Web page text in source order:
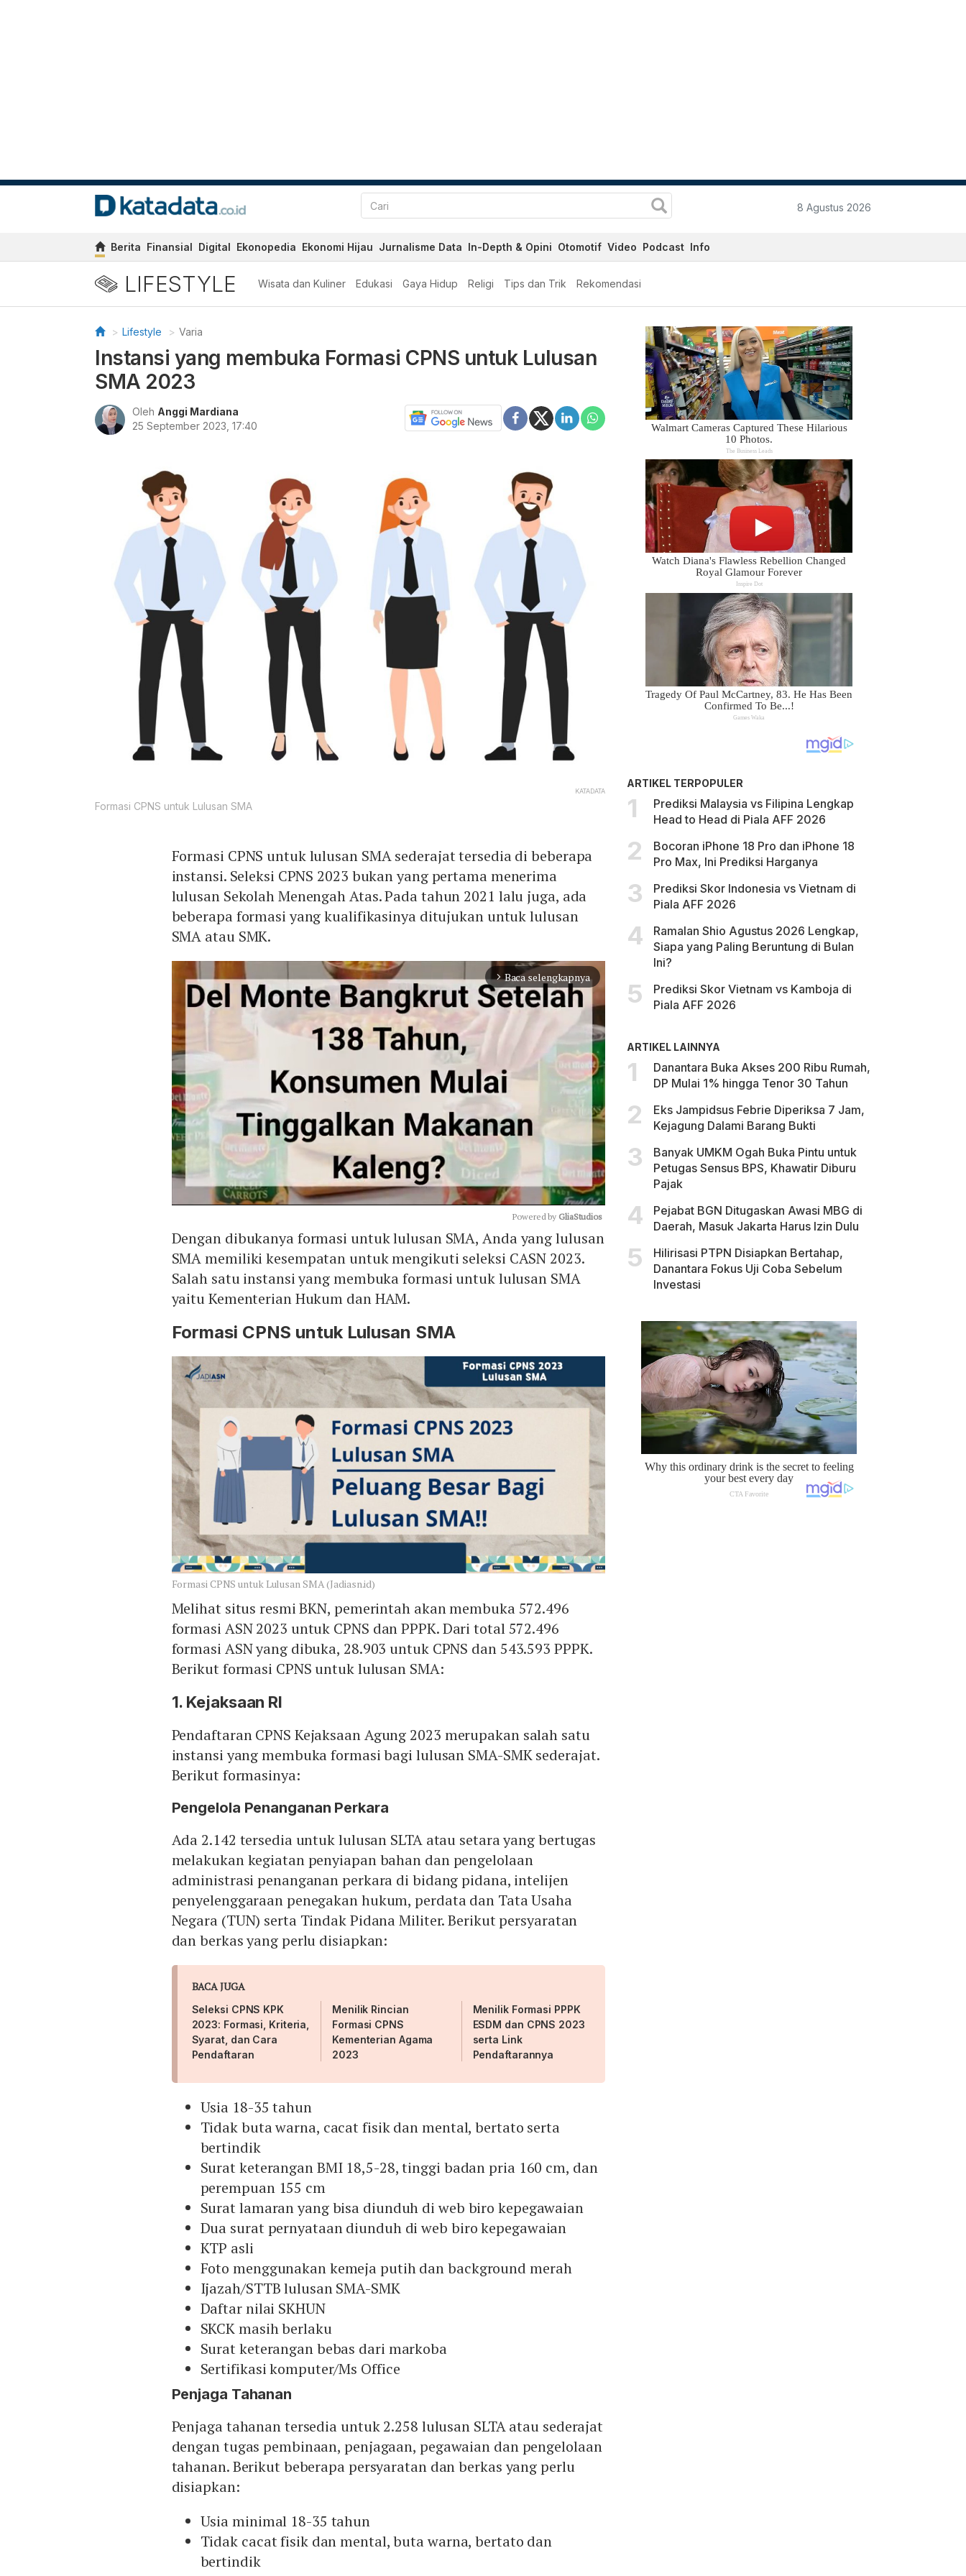
8 Agustus 2026
Berita Finansial Digital Ekonopedia Ekonomi Hijau Jurnalisme Data In-Depth & Opini Otomotif Video Podcast Info
LIFESTYLE Wisata dan Kuliner Edukasi Gaya Hidup Religi Tips dan Trik Rekomendasi
Lifestyle Varia
Instansi yang membuka Formasi CPNS untuk Lulusan
SMA 2023
Oleh Anggi Mardiana
25 September 2023, 17:40
KATADATA
Formasi CPNS untuk Lulusan SMA
Formasi CPNS untuk lulusan SMA sederajat tersedia di beberapa
instansi. Seleksi CPNS 2023 bukan yang pertama menerima
lulusan Sekolah Menengah Atas. Pada tahun 2021 lalu juga, ada
beberapa formasi yang kualifikasinya ditujukan untuk lulusan
SMA atau SMK.
arrow_forward_ios Baca selengkapnya
Mute
Powered by GliaStudios
Dengan dibukanya formasi untuk lulusan SMA, Anda yang lulusan
SMA memiliki kesempatan untuk mengikuti seleksi CASN 2023.
Salah satu instansi yang membuka formasi untuk lulusan SMA
yaitu Kementerian Hukum dan HAM.
Formasi CPNS untuk Lulusan SMA
Formasi CPNS untuk Lulusan SMA (Jadiasn.id)
Melihat situs resmi BKN, pemerintah akan membuka 572.496
formasi ASN 2023 untuk CPNS dan PPPK. Dari total 572.496
formasi ASN yang dibuka, 28.903 untuk CPNS dan 543.593 PPPK.
Berikut formasi CPNS untuk lulusan SMA:
1. Kejaksaan RI
Pendaftaran CPNS Kejaksaan Agung 2023 merupakan salah satu
instansi yang membuka formasi bagi lulusan SMA-SMK sederajat.
Berikut formasinya:
Pengelola Penanganan Perkara
Ada 2.142 tersedia untuk lulusan SLTA atau setara yang bertugas
melakukan kegiatan penyiapan bahan dan pengelolaan
administrasi penanganan perkara di bidang pidana, intelijen
penyelenggaraan penegakan hukum, perdata dan Tata Usaha
Negara (TUN) serta Tindak Pidana Militer. Berikut persyaratan
dan berkas yang perlu disiapkan:
BACA JUGA
Seleksi CPNS KPK
2023: Formasi, Kriteria,
Syarat, dan Cara
Pendaftaran
Menilik Rincian
Formasi CPNS
Kementerian Agama
2023
Menilik Formasi PPPK
ESDM dan CPNS 2023
serta Link
Pendaftarannya
Usia 18-35 tahun
Tidak buta warna, cacat fisik dan mental, bertato serta
bertindik
Surat keterangan BMI 18,5-28, tinggi badan pria 160 cm, dan
perempuan 155 cm
Surat lamaran yang bisa diunduh di web biro kepegawaian
Dua surat pernyataan diunduh di web biro kepegawaian
KTP asli
Foto menggunakan kemeja putih dan background merah
Ijazah/STTB lulusan SMA-SMK
Daftar nilai SKHUN
SKCK masih berlaku
Surat keterangan bebas dari markoba
Sertifikasi komputer/Ms Office
Penjaga Tahanan
Penjaga tahanan tersedia untuk 2.258 lulusan SLTA atau sederajat
dengan tugas pembinaan, penjagaan, pegawaian dan pengelolaan
tahanan. Berikut beberapa persyaratan dan berkas yang perlu
disiapkan:
Usia minimal 18-35 tahun
Tidak cacat fisik dan mental, buta warna, bertato dan
bertindik
ARTIKEL TERPOPULER
Prediksi Malaysia vs Filipina Lengkap
Head to Head di Piala AFF 2026
Bocoran iPhone 18 Pro dan iPhone 18
Pro Max, Ini Prediksi Harganya
Prediksi Skor Indonesia vs Vietnam di
Piala AFF 2026
Ramalan Shio Agustus 2026 Lengkap,
Siapa yang Paling Beruntung di Bulan
Ini?
Prediksi Skor Vietnam vs Kamboja di
Piala AFF 2026
ARTIKEL LAINNYA
Danantara Buka Akses 200 Ribu Rumah,
DP Mulai 1% hingga Tenor 30 Tahun
Eks Jampidsus Febrie Diperiksa 7 Jam,
Kejagung Dalami Barang Bukti
Banyak UMKM Ogah Buka Pintu untuk
Petugas Sensus BPS, Khawatir Diburu
Pajak
Pejabat BGN Ditugaskan Awasi MBG di
Daerah, Masuk Jakarta Harus Izin Dulu
Hilirisasi PTPN Disiapkan Bertahap,
Danantara Fokus Uji Coba Sebelum
Investasi